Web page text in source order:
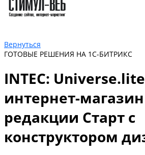
Вернуться
ГОТОВЫЕ РЕШЕНИЯ НА 1С-БИТРИКС
INTEC:
интернет-
редакции Старт с
конструктором